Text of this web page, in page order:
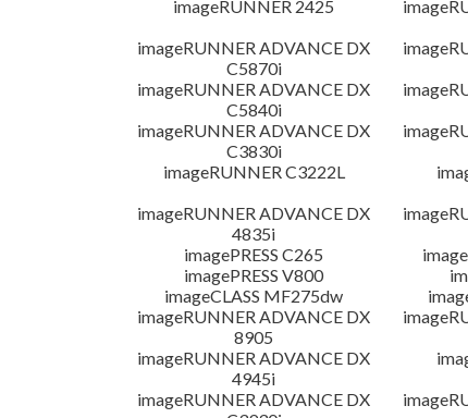
imageRUNNER 2425
imageRUNNER ADVANCE DX
C5870i
imageRUNNER ADVANCE DX
C5840i
imageRUNNER ADVANCE DX
C3830i
imageRUNNER C3222L
imageRUNNER ADVANCE DX
4835i
imagePRESS C265
imagePRESS V800
imageCLASS MF275dw
imageRUNNER ADVANCE DX
8905
imageRUNNER ADVANCE DX
4945i
imageRUNNER ADVANCE DX